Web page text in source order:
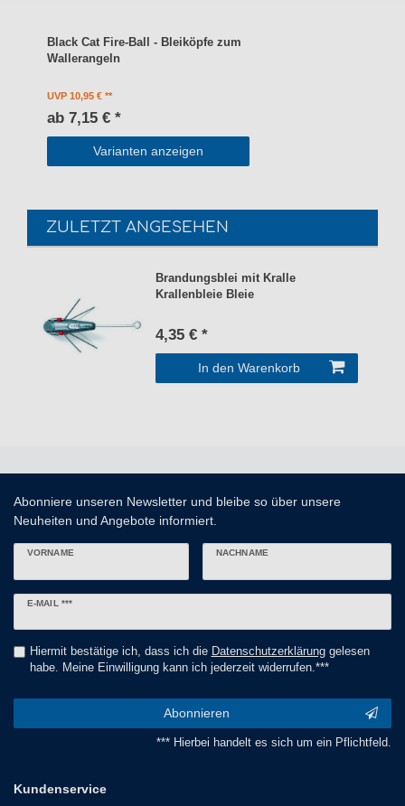
Black Cat Fire-Ball - Bleiköpfe zum
Wallerangeln
UVP 10,95 €
ab 7,15 € *
Varianten anzeigen
ZULETZT ANGESEHEN
Brandungsblei mit Kralle
Krallenbleie Bleie
4,35 € *
In den Warenkorb
Abonniere unseren Newsletter und bleibe so über unsere
Neuheiten und Angebote informiert.
VORNAME NACHNAME
E-MAIL ***
Newsletter
Hiermit bestätige ich, dass ich die Daten­schutz­erklärunggelesen
habe. Meine Einwilligung kann ich jederzeit widerrufen.***
Abonnieren
*** Hierbei handelt es sich um ein Pflichtfeld.
Kundenservice